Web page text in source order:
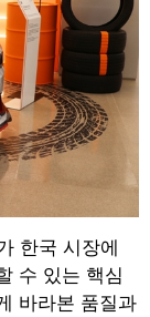
한국 시장에
수 있는 핵심
바라본 품질과